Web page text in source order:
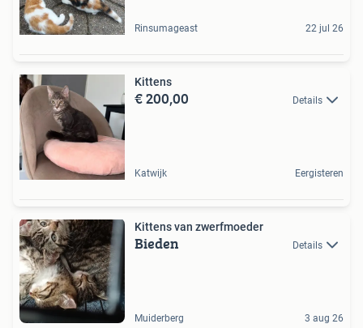
Rinsumageast 22 jul 26
Kittens
€ 200,00 Details
Katwijk Eergisteren
Kittens van zwerfmoeder
Bieden Details
Muiderberg 3 aug 26